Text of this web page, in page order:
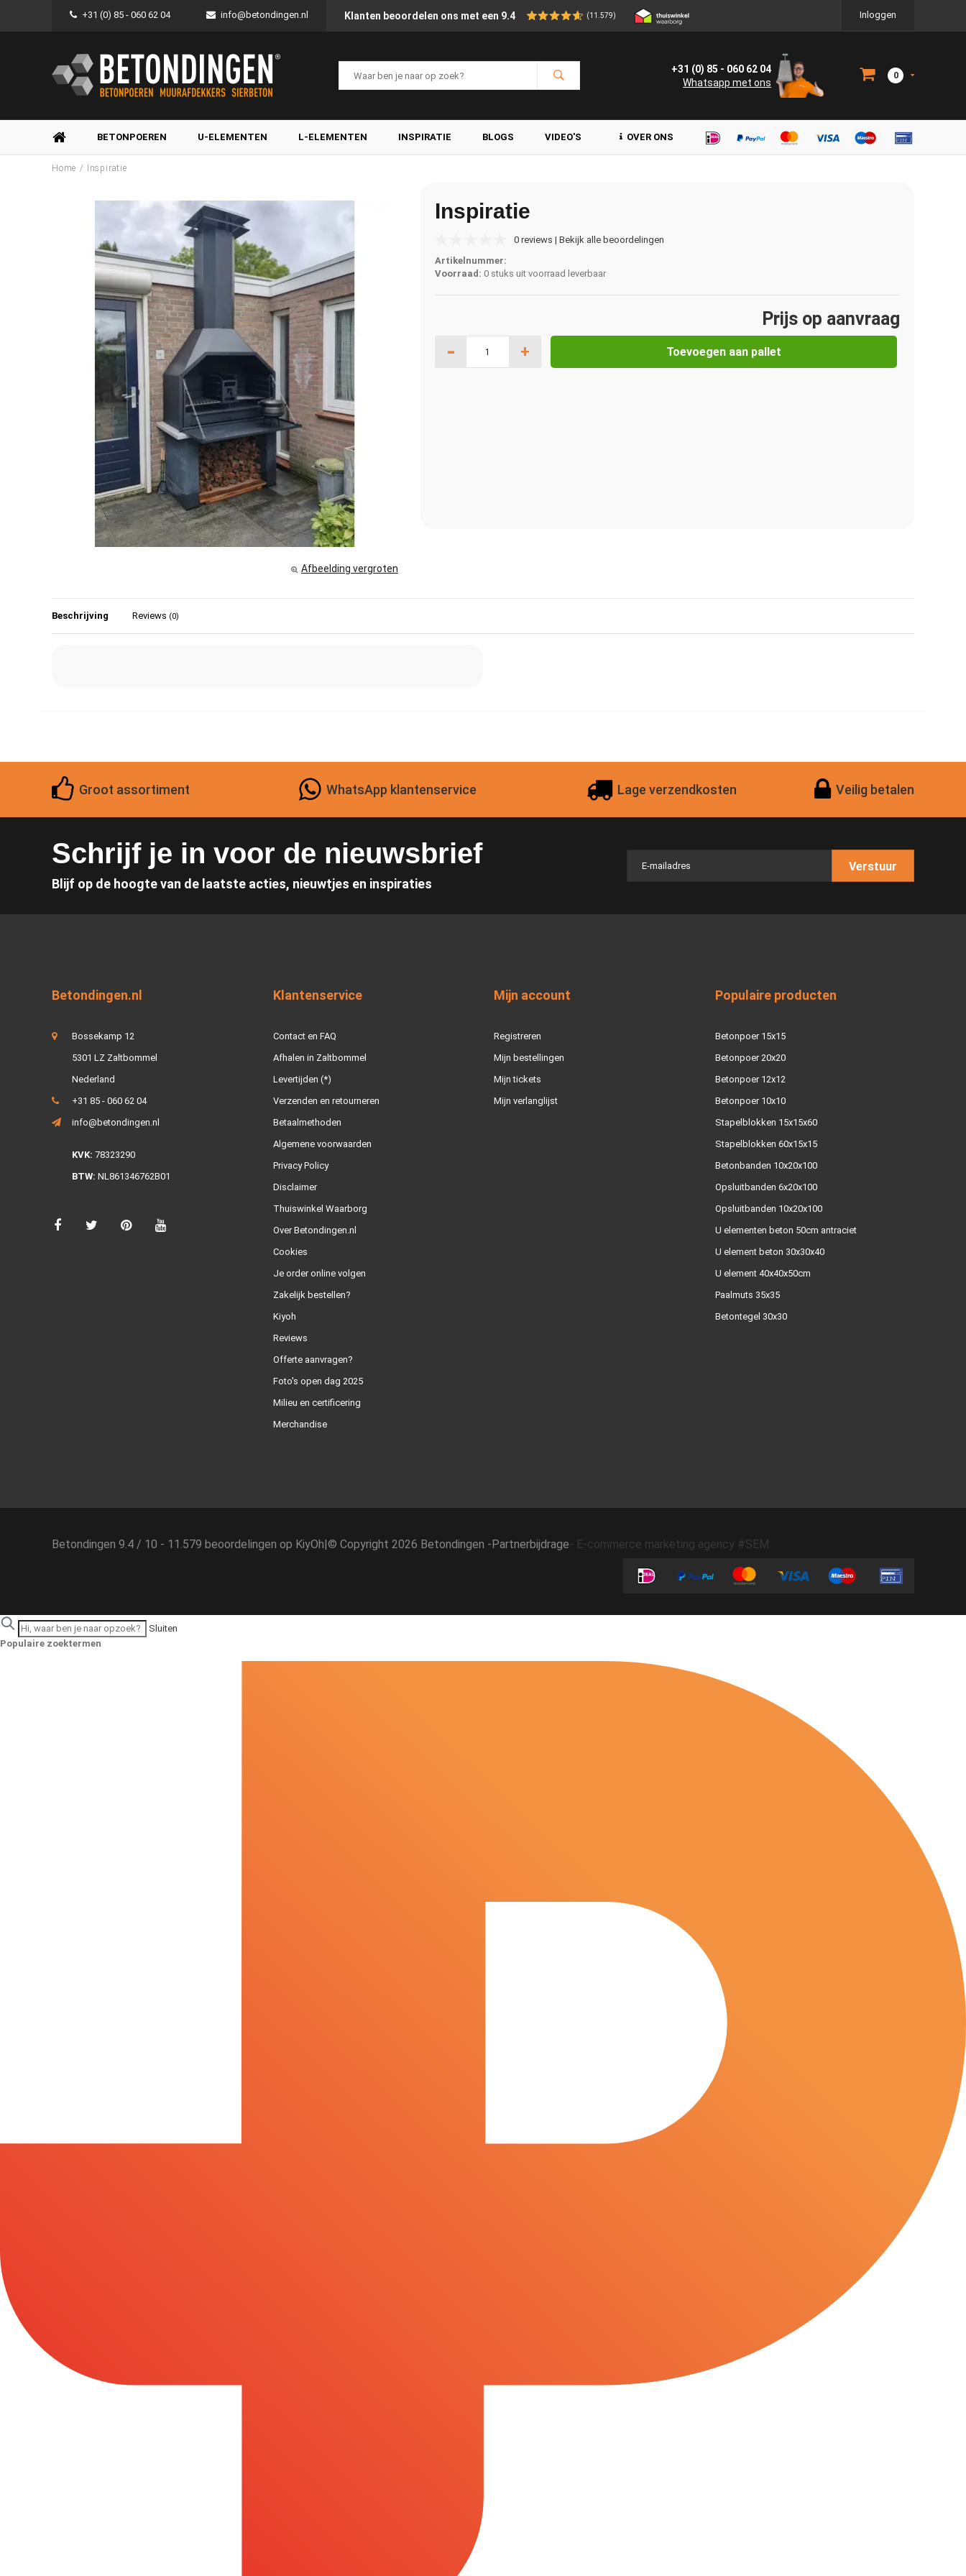
+31 (0) 85 - 060 62 04 info@betondingen.nl Klanten beoordelen ons met een 9.4 (11.579) Inloggen
+31 (0) 85 - 060 62 04
Whatsapp met ons
0
BETONPOEREN U-ELEMENTEN L-ELEMENTEN INSPIRATIE BLOGS VIDEO'S OVER ONS
Home / Inspiratie
Afbeelding vergroten
Inspiratie
0 reviews | Bekijk alle beoordelingen
Artikelnummer:
Voorraad: 0 stuks uit voorraad leverbaar
Prijs op aanvraag
- + Toevoegen aan pallet
Beschrijving Reviews (0)
Groot assortiment WhatsApp klantenservice Lage verzendkosten Veilig betalen
Schrijf je in voor de nieuwsbrief
Blijf op de hoogte van de laatste acties, nieuwtjes en inspiraties
Verstuur
Betondingen.nl
Bossekamp 12
5301 LZ Zaltbommel
Nederland
+31 85 - 060 62 04
info@betondingen.nl
KVK: 78323290
BTW: NL861346762B01
Klantenservice
Contact en FAQ
Afhalen in Zaltbommel
Levertijden (*)
Verzenden en retourneren
Betaalmethoden
Algemene voorwaarden
Privacy Policy
Disclaimer
Thuiswinkel Waarborg
Over Betondingen.nl
Cookies
Je order online volgen
Zakelijk bestellen?
Kiyoh
Reviews
Offerte aanvragen?
Foto's open dag 2025
Milieu en certificering
Merchandise
Mijn account
Registreren
Mijn bestellingen
Mijn tickets
Mijn verlanglijst
Populaire producten
Betonpoer 15x15
Betonpoer 20x20
Betonpoer 12x12
Betonpoer 10x10
Stapelblokken 15x15x60
Stapelblokken 60x15x15
Betonbanden 10x20x100
Opsluitbanden 6x20x100
Opsluitbanden 10x20x100
U elementen beton 50cm antraciet
U element beton 30x30x40
U element 40x40x50cm
Paalmuts 35x35
Betontegel 30x30
Betondingen 9.4 / 10 - 11.579 beoordelingen op KiyOh|© Copyright 2026 Betondingen -Partnerbijdrage- E-commerce marketing agency #SEM
Sluiten
Populaire zoektermen